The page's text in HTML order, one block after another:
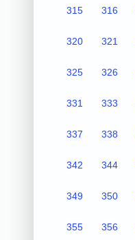
315 316
320 321
325 326
331 333
337 338
342 344
349 350
355 356